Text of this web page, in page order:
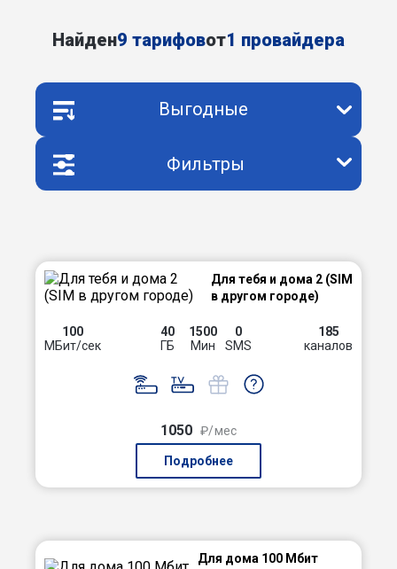
Найден9 тарифовот1 провайдера
Выгодные
Фильтры
Для тебя и дома 2 (SIM
в другом городе)
100
МБит/сек
40
ГБ
1500
Мин
0
SMS
185
каналов
1050 ₽/мес
Подробнее
Для дома 100 Мбит